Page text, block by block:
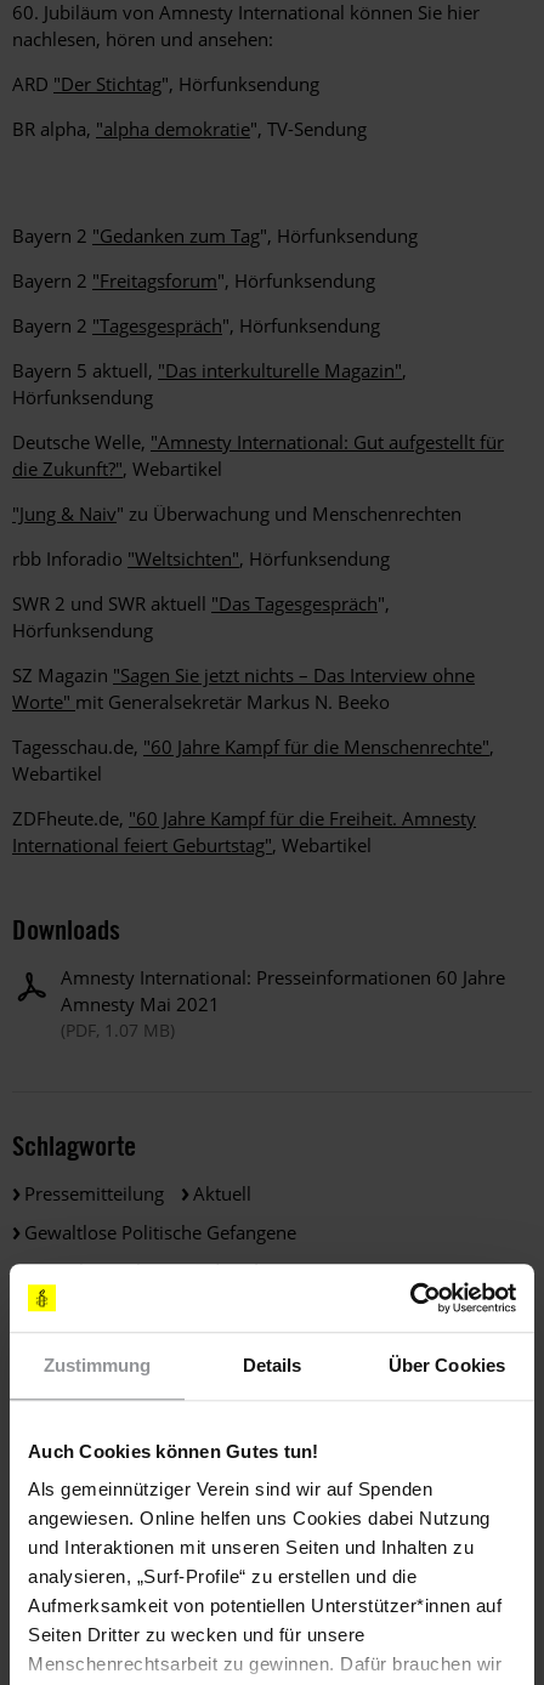
Zustimmung Details Über Cookies
Auch Cookies können Gutes tun!
Als gemeinnütziger Verein sind wir auf Spenden
angewiesen. Online helfen uns Cookies dabei Nutzung
und Interaktionen mit unseren Seiten und Inhalten zu
analysieren, „Surf-Profile“ zu erstellen und die
Aufmerksamkeit von potentiellen Unterstützer*innen auf
Seiten Dritter zu wecken und für unsere
Menschenrechtsarbeit zu gewinnen. Dafür brauchen wir
60. Jubiläum von Amnesty International können Sie hier
nachlesen, hören und ansehen:
ARD "Der Stichtag", Hörfunksendung
BR alpha, "alpha demokratie", TV-Sendung
Bayern 2 "Gedanken zum Tag", Hörfunksendung
Bayern 2 "Freitagsforum", Hörfunksendung
Bayern 2 "Tagesgespräch", Hörfunksendung
Bayern 5 aktuell, "Das interkulturelle Magazin",
Hörfunksendung
Deutsche Welle, "Amnesty International: Gut aufgestellt für
die Zukunft?", Webartikel
"Jung & Naiv" zu Überwachung und Menschenrechten
rbb Inforadio "Weltsichten", Hörfunksendung
SWR 2 und SWR aktuell "Das Tagesgespräch",
Hörfunksendung
SZ Magazin "Sagen Sie jetzt nichts – Das Interview ohne
Worte" mit Generalsekretär Markus N. Beeko
Tagesschau.de, "60 Jahre Kampf für die Menschenrechte",
Webartikel
ZDFheute.de, "60 Jahre Kampf für die Freiheit. Amnesty
International feiert Geburtstag", Webartikel
Downloads
Amnesty International: Presseinformationen 60 Jahre
Amnesty Mai 2021
(PDF, 1.07 MB)
Schlagworte
Pressemitteilung
Aktuell
Gewaltlose Politische Gefangene
Menschenrechtsverteidiger*innen
Teile diesen Beitrag
BLEIB
INFORMIERT